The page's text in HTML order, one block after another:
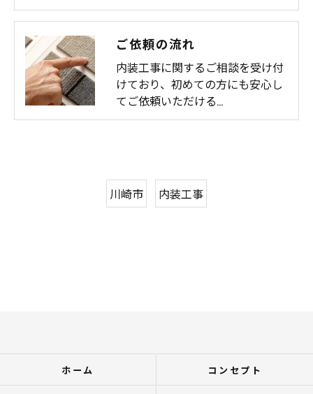
ご依頼の流れ
内装工事に関するご相談を受け付
けており、初めての方にも安心し
てご依頼いただける…
川崎市 内装工事
ホーム コンセプト